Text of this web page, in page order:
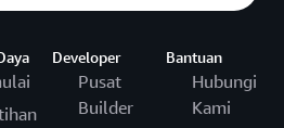
Developer
Pusat
Builder
Bantuan
Hubungi
Kami